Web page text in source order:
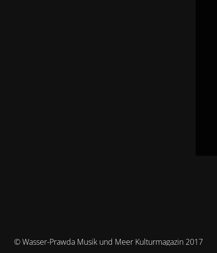
© Wasser-Prawda Musik und Meer Kulturmagazin 2017